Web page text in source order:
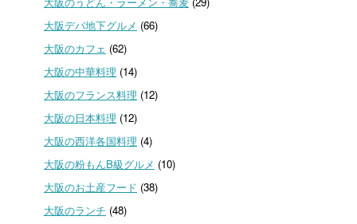
大阪デパ地下グルメ (66)
大阪のカフェ (62)
大阪の中華料理 (14)
大阪のフランス料理 (12)
大阪の日本料理 (12)
大阪の西洋各国料理 (4)
大阪の粉もんB級グルメ (10)
大阪のお土産フード (38)
大阪のランチ (48)